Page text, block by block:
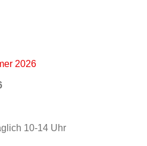
2026
10-14 Uhr